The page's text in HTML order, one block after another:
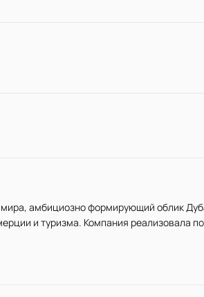
амбициозно формирующий облик
и туризма. Компания реализовала